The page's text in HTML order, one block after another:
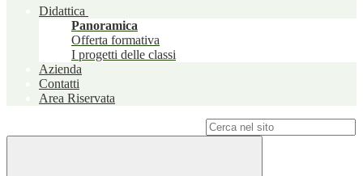
Didattica
Panoramica
Offerta formativa
I progetti delle classi
Azienda
Contatti
Area Riservata